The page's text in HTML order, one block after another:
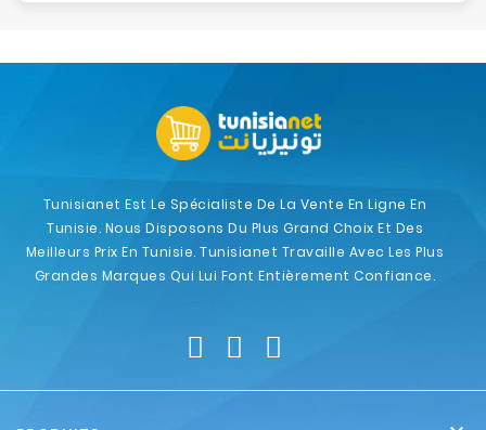
Tunisianet Est Le Spécialiste De La Vente En Ligne En
Tunisie. Nous Disposons Du Plus Grand Choix Et Des
Meilleurs Prix En Tunisie. Tunisianet Travaille Avec Les Plus
Grandes Marques Qui Lui Font Entièrement Confiance.